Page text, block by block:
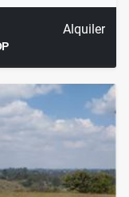
Alquiler